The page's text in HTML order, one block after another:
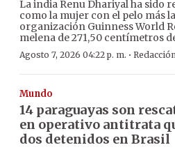
La india Renu Dhariyal ha sido
como la mujer con el pelo más
organización Guinness World
melena de 271,50 centímetros
Agosto 7, 2026 04:22 p. m. ·
Mundo
14 paraguayas son
en operativo antitrata
dos detenidos en Brasil